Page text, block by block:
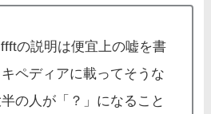
の説明は便宜上の嘘を書
ペディアに載ってそうな
の人が「？」になること